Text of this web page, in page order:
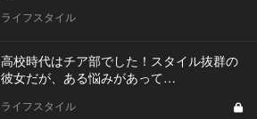
ライフスタイル
高校時代はチア部でした！スタイル抜群の
彼女だが、ある悩みがあって…
ライフスタイル